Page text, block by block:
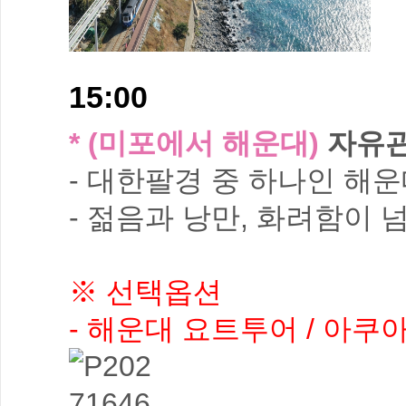
15:00
* (미포에서 해운대) 자유
- 대한팔경 중 하나인 해
- 젊음과 낭만, 화려함이
※ 선택옵션
- 해운대 요트투어 / 아쿠